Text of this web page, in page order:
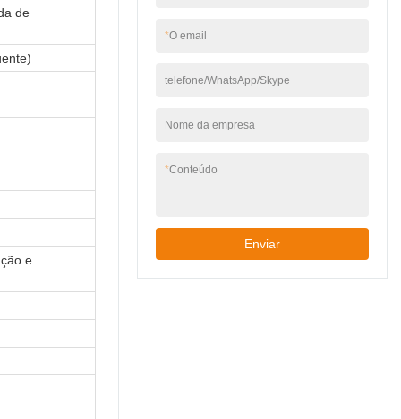
de
e
*O email
telefone/WhatsApp/Skype
Nome da empresa
*Conteúdo
Enviar